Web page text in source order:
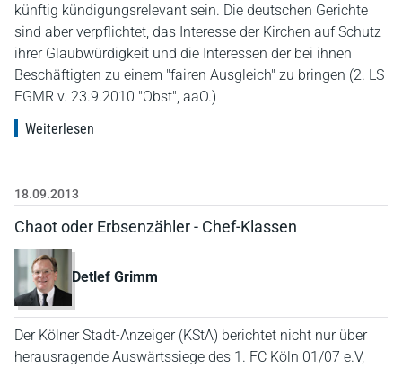
künftig kündigungsrelevant sein. Die deutschen Gerichte
sind aber verpflichtet, das Interesse der Kirchen auf Schutz
ihrer Glaubwürdigkeit und die Interessen der bei ihnen
Beschäftigten zu einem "fairen Ausgleich" zu bringen (2. LS
EGMR v. 23.9.2010 "Obst", aaO.)
Weiterlesen
18.09.2013
Chaot oder Erbsenzähler - Chef-Klassen
Detlef Grimm
Der Kölner Stadt-Anzeiger (KStA) berichtet nicht nur über
herausragende Auswärtssiege des 1. FC Köln 01/07 e.V,